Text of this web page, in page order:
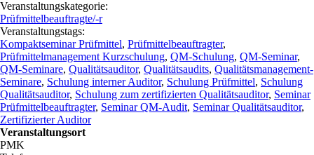
Veranstaltungskategorie:
Prüfmittelbeauftragte/-r
Veranstaltungstags:
Kompaktseminar Prüfmittel, Prüfmittelbeauftragter,
Prüfmittelmanagement Kurzschulung, QM-Schulung, QM-Seminar,
QM-Seminare, Qualitätsauditor, Qualitätsaudits, Qualitätsmanagement-
Seminare, Schulung interner Auditor, Schulung Prüfmittel, Schulung
Qualitätsauditor, Schulung zum zertifizierten Qualitätsauditor, Seminar
Prüfmittelbeauftragter, Seminar QM-Audit, Seminar Qualitätsauditor,
Zertifizierter Auditor
Veranstaltungsort
PMK